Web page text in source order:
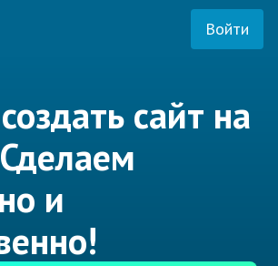
Войти
сайт на
и